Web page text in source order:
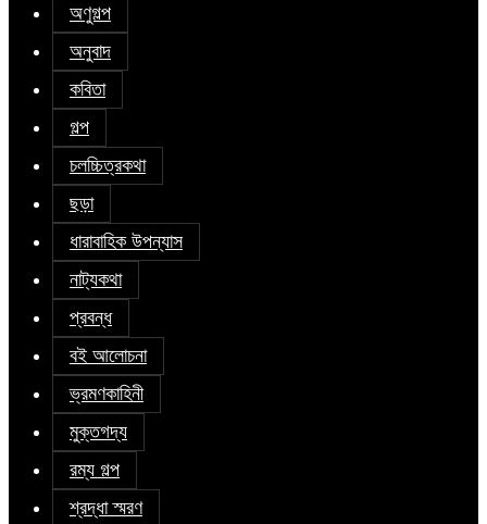
অণুগল্প
অনুবাদ
কবিতা
গল্প
চলচ্চিত্রকথা
ছড়া
ধারাবাহিক উপন্যাস
নাট্যকথা
প্রবন্ধ
বই আলোচনা
ভ্রমণকাহিনী
মুক্তগদ্য
রম্য গল্প
শ্রদ্ধা স্মরণ